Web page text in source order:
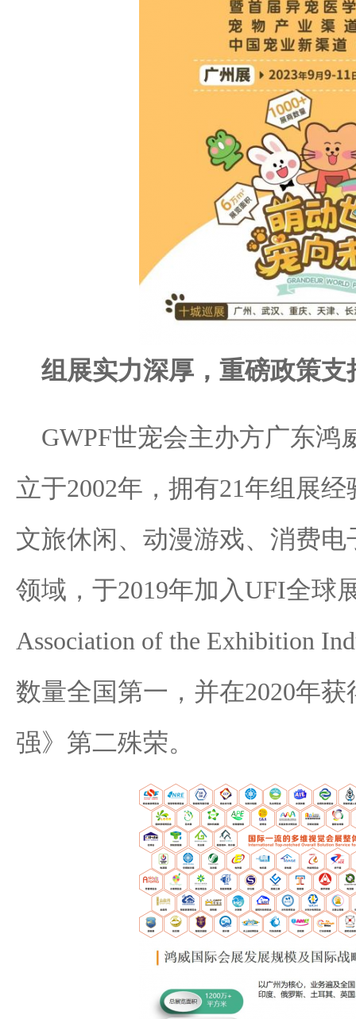
组展实力深厚，重磅政策支
GWPF世宠会主办方广东
立于2002年，拥有21年组展
文旅休闲、动漫游戏、消费
领域，于2019年加入UFI全球
Association of the Exhibition
数量全国第一，并在2020年
强》第二殊荣。